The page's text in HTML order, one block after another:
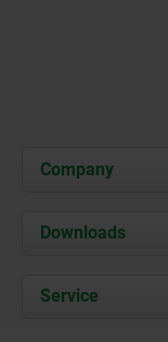
Company
About us
Career
Downloads
Documents
Service